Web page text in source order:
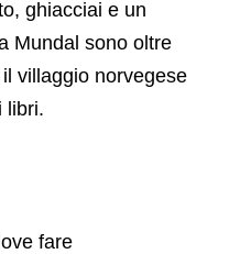
ghiacciai e un
Mundal sono oltre
villaggio norvegese
libri.
fare